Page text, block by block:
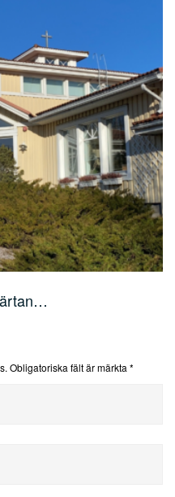
och apostel –…
Obligatoriska fält är märkta *